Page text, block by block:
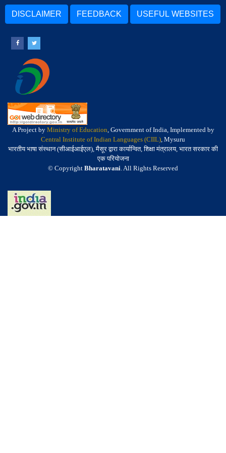
DISCLAIMER FEEDBACK USEFUL WEBSITES
A Project by Ministry of Education, Government of India, Implemented by
Central Institute of Indian Languages (CIIL), Mysuru
भारतीय भाषा संस्थान (सीआईआईएल), मैसूर द्वारा कार्यान्वित, शिक्षा मंत्रालय, भारत सरकार की
एक परियोजना
© Copyright Bharatavani. All Rights Reserved